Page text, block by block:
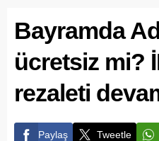
Bayramda
ücretsiz mi?
rezaleti
Paylaş Tweetle